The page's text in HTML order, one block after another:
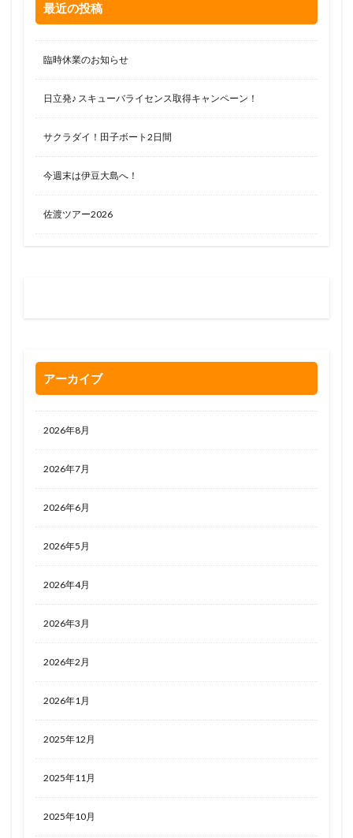
最近の投稿
臨時休業のお知らせ
日立発♪ スキューバライセンス取得キャンペーン！
サクラダイ！田子ボート2日間
今週末は伊豆大島へ！
佐渡ツアー2026
アーカイブ
2026年8月
2026年7月
2026年6月
2026年5月
2026年4月
2026年3月
2026年2月
2026年1月
2025年12月
2025年11月
2025年10月